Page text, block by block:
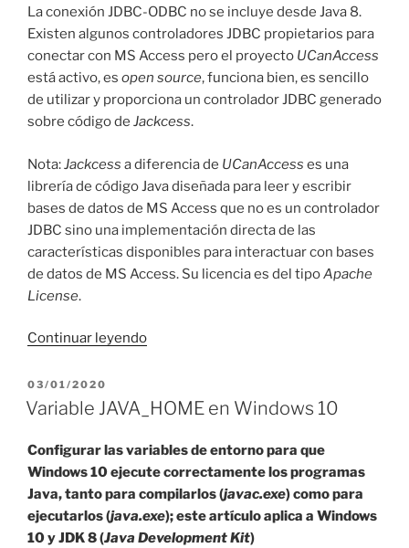
La conexión JDBC-ODBC no se incluye desde Java 8.
Existen algunos controladores JDBC propietarios para
conectar con MS Access pero el proyecto UCanAccess
está activo, es open source, funciona bien, es sencillo
de utilizar y proporciona un controlador JDBC generado
sobre código de Jackcess.
Nota:Jackcess a diferencia de UCanAccess es una
librería de código Java diseñada para leer y escribir
bases de datos de MS Access que no es un controlador
JDBC sino una implementación directa de las
características disponibles para interactuar con bases
de datos de MS Access. Su licencia es del tipoApache
License.
Continuar leyendo«Access
con
64
bits»
PUBLICADO
EL
03/01/2020
Variable JAVA_HOME en Windows 10
Configurar las variables de entorno para que
Windows 10 ejecute correctamente los programas
Java, tanto para compilarlos (javac.exe) como para
ejecutarlos (java.exe); este artículo aplica a Windows
10 y JDK 8 (Java Development Kit)